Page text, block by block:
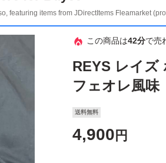
featuring items from JDirectItems Fleamarket
この商品は42分で売
REYS レイズ
フェオレ風
送料無料
4,900 円